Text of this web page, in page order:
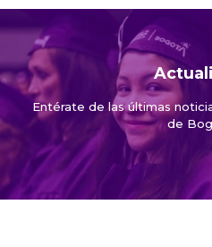
Entérate de las últimas
de